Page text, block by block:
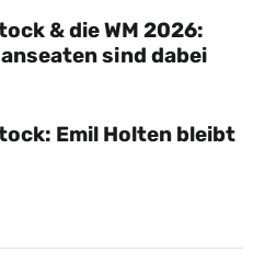
& die WM 2026:
sind dabei
Emil Holten bleibt